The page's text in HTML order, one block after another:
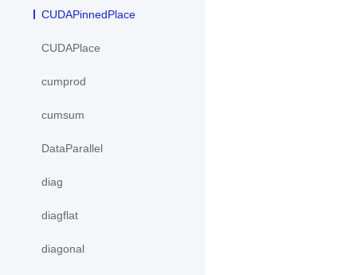
CUDAPinnedPlace
CUDAPlace
cumprod
cumsum
DataParallel
diag
diagflat
diagonal